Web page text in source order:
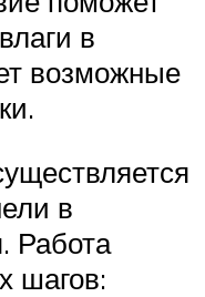
в
возможные
в
Работа
шагов: